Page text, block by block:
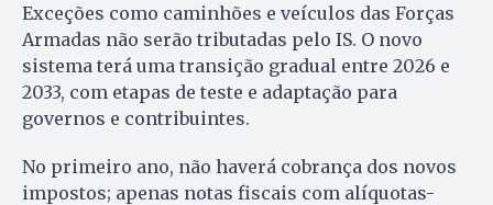
Exceções como caminhões e veículos das Forças
Armadas não serão tributadas pelo IS. O novo
sistema terá uma transição gradual entre 2026 e
2033, com etapas de teste e adaptação para
governos e contribuintes.
No primeiro ano, não haverá cobrança dos novos
impostos; apenas notas fiscais com alíquotas-